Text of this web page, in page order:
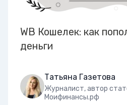
WB Кошелек: как
деньги
Татьяна Газетова
Журналист, автор
Моифинансы.рф